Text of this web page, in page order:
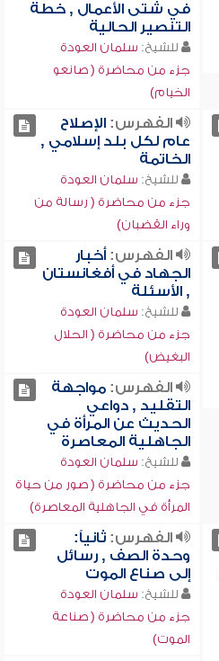
في شتى الأعمال , خطة
التنصير الحالية
للشيخ: سلمان العودة
جزء من محاضرة ( صانعو
الخيام)
الفهرس:الإصلاح
عام لكل بلد إسلامي ,
الخاتمة
للشيخ: سلمان العودة
جزء من محاضرة ( رسالة من
وراء القضبان)
الفهرس:أخبار
الجهاد في أفغانستان
, الأسئلة
للشيخ: سلمان العودة
جزء من محاضرة ( الحلال
البغيض)
الفهرس:مواجهة
التقليد , دواعي
الحديث عن المرأة في
الجاهلية المعاصرة
للشيخ: سلمان العودة
جزء من محاضرة ( صور من حياة
المرأة في الجاهلية المعاصرة)
الفهرس:ثانياً:
وحدة الصف , رسائل
إلى صناع الموت
للشيخ: سلمان العودة
جزء من محاضرة ( صناعة
الموت)